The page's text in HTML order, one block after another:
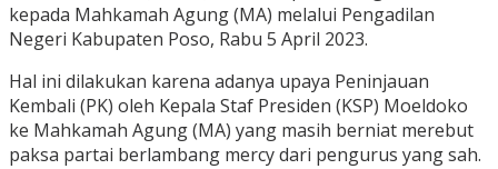
kepada Mahkamah Agung (MA) melalui Pengadilan
Negeri Kabupaten Poso, Rabu 5 April 2023.
Hal ini dilakukan karena adanya upaya Peninjauan
Kembali (PK) oleh Kepala Staf Presiden (KSP) Moeldoko
ke Mahkamah Agung (MA) yang masih berniat merebut
paksa partai berlambang mercy dari pengurus yang sah.